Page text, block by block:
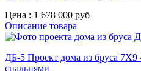
Цена : 1 678 000 руб
Описание товара
ДБ-5 Проект дома из бруса 7X9
спальнями